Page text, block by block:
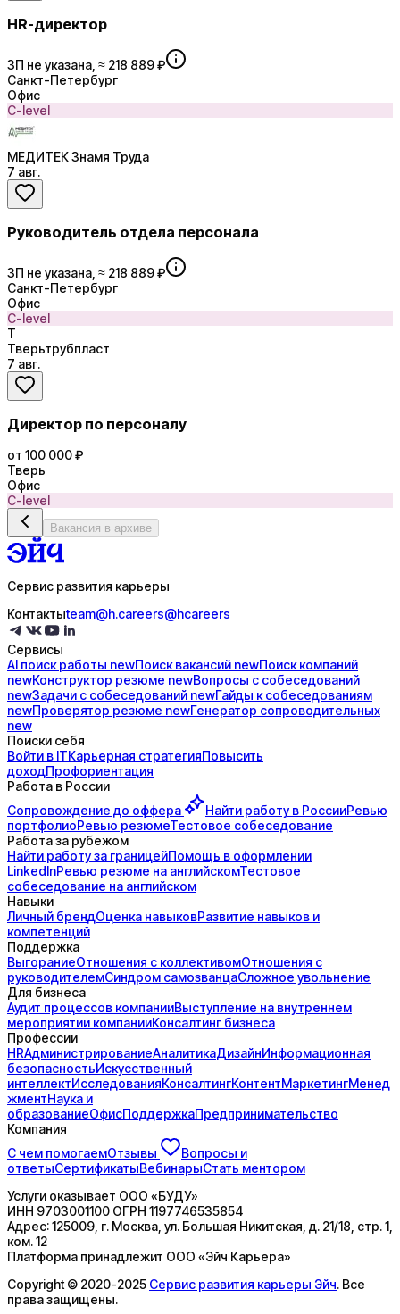
HR-директор
ЗП не указана, ≈ 218 889 ₽
Санкт-Петербург
Офис
C-level
МЕДИТЕК Знамя Труда
7 авг.
Руководитель отдела персонала
ЗП не указана, ≈ 218 889 ₽
Санкт-Петербург
Офис
C-level
Т
Тверьтрубпласт
7 авг.
Директор по персоналу
от 100 000 ₽
Тверь
Офис
C-level
Вакансия в архиве
Сервис развития карьеры
Контактыteam@h.careers@hcareers
Сервисы
AI поискработы newПоисквакансий newПоисккомпаний
newКонструктор резюме newВопросы с собеседований
newЗадачи с собеседований newГайды ксобеседованиям
newПроверятор резюме newГенератор сопроводительных
new
Поиски себя
Войти в ITКарьерная стратегияПовысить
доходПрофориентация
Работа в России
Сопровождение до оффера Найти работу в РоссииРевью
портфолиоРевью резюмеТестовое собеседование
Работа за рубежом
Найти работу за границейПомощь в оформлении
LinkedInРевью резюме на английскомТестовое
собеседование на английском
Навыки
Личный брендОценка навыковРазвитие навыков и
компетенций
Поддержка
ВыгораниеОтношения с коллективомОтношения с
руководителемСиндром самозванцаСложное увольнение
Для бизнеса
Аудит процессов компанииВыступление на внутреннем
мероприятии компанииКонсалтинг бизнеса
Профессии
HRАдминистрированиеАналитикаДизайнИнформационная
безопасностьИскусственный
интеллектИсследованияКонсалтингКонтентМаркетингМенед
жментНаука и
образованиеОфисПоддержкаПредпринимательство
Компания
С чем помогаемОтзывы
Вопросы и
ответыСертификатыВебинарыСтать ментором
Услуги оказывает ООО «БУДУ»
ИНН 9703001100 ОГРН 1197746535854
Адрес:125009, г. Москва, ул. Большая Никитская, д. 21/18, стр. 1,
ком. 12
Платформа принадлежит ООО «Эйч Карьера»
Copyright © 2020-2025 Сервис развития карьеры Эйч. Все
права защищены.